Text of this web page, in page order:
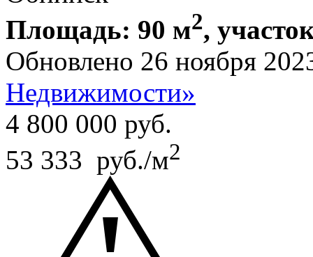
Площадь: 90 м2,
Обновлено 26 ноября
Недвижимости»
4 800 000 руб.
53 333 руб./м2